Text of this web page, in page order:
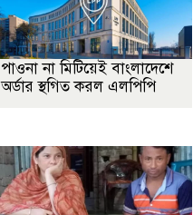
পাওনা না মিটিয়েই বাংলাদেশে
অর্ডার স্থগিত করল এলপিপি